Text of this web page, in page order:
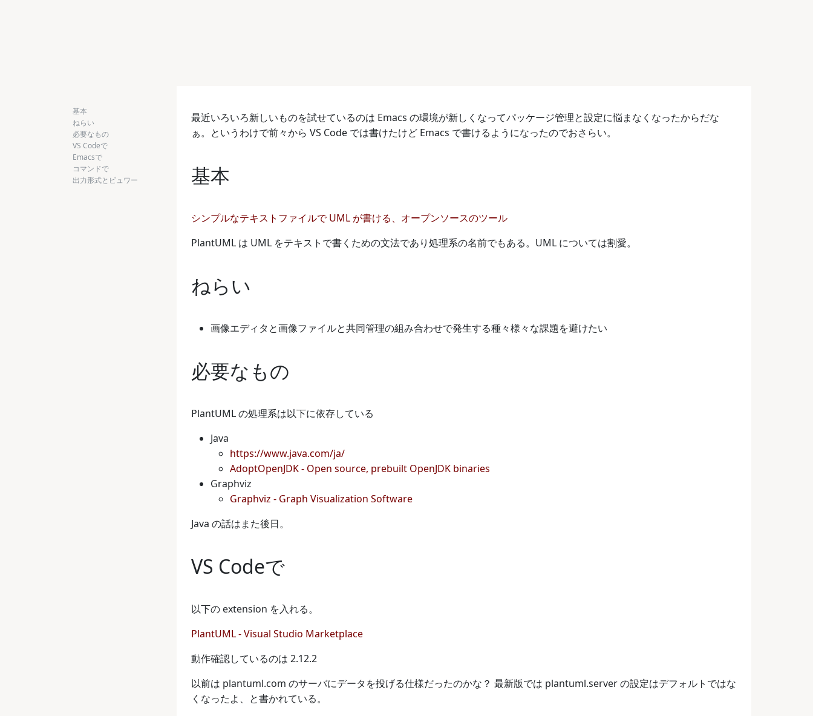
基本
ねらい
必要なもの
VS Codeで
Emacsで
コマンドで
出力形式とビュワー
最近いろいろ新しいものを試せているのは Emacs の環境が新しくなってパッケージ管理と設定に悩まなくなったからだな
ぁ。というわけで前々から VS Code では書けたけど Emacs で書けるようになったのでおさらい。
基本
シンプルなテキストファイルで UML が書ける、オープンソースのツール
PlantUML は UML をテキストで書くための文法であり処理系の名前でもある。UML については割愛。
ねらい
画像エディタと画像ファイルと共同管理の組み合わせで発生する種々様々な課題を避けたい
必要なもの
PlantUML の処理系は以下に依存している
Java
https://www.java.com/ja/
AdoptOpenJDK - Open source, prebuilt OpenJDK binaries
Graphviz
Graphviz - Graph Visualization Software
Java の話はまた後日。
VS Codeで
以下の extension を入れる。
PlantUML - Visual Studio Marketplace
動作確認しているのは 2.12.2
以前は plantuml.com のサーバにデータを投げる仕様だったのかな？ 最新版では plantuml.server の設定はデフォルトではな
くなったよ、と書かれている。